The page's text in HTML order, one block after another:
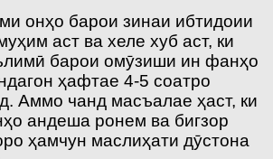
онҳо барои зинаи ибтидоии
аст ва хеле хуб аст, ки
барои омӯзиши ин фанҳо
ҳафтае 4-5 соатро
Аммо чанд масъалае ҳаст, ки
андеша ронем ва бигзор
ҳамчун маслиҳати дӯстона